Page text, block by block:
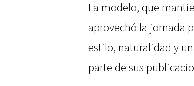
La modelo, que
aprovechó la jornada
estilo, naturalidad y
parte de sus